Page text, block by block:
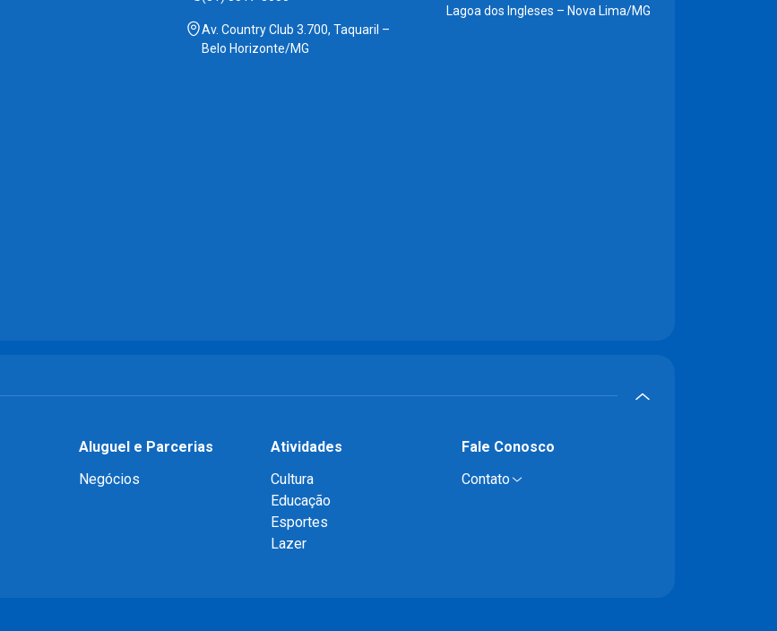
Av. Country Club 3.700, Taquaril –
Belo Horizonte/MG
Lagoa dos Ingleses – Nova Lima/MG
Aluguel e Parcerias
Negócios
Atividades
Cultura
Educação
Esportes
Lazer
Fale Conosco
Contato